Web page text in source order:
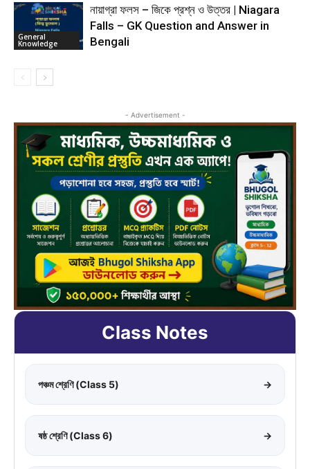
General
Knowledge
নায়াগ্রা ফলস – জিকে প্রশ্ন ও উত্তর | Niagara
Falls – GK Question and Answer in
Bengali
- Advertisement -
Class Notes
পঞ্চম শ্রেণি (Class 5) →
ষষ্ঠ শ্রেণি (Class 6) →